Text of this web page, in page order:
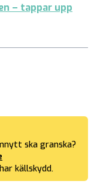
– tappar upp
ska granska?
källskydd.